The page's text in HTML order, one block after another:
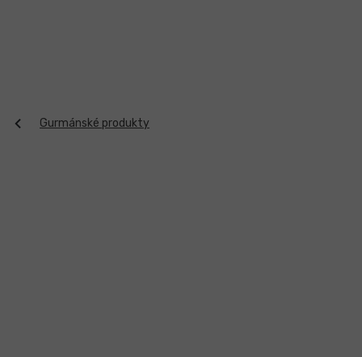
Gurmánské produkty